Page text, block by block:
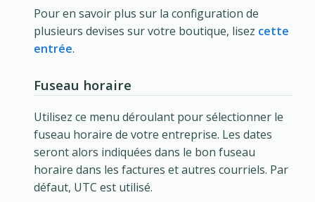
Pour en savoir plus sur la configuration de
plusieurs devises sur votre boutique, lisez cette
entrée.
Fuseau horaire
Utilisez ce menu déroulant pour sélectionner le
fuseau horaire de votre entreprise. Les dates
seront alors indiquées dans le bon fuseau
horaire dans les factures et autres courriels. Par
défaut, UTC est utilisé.